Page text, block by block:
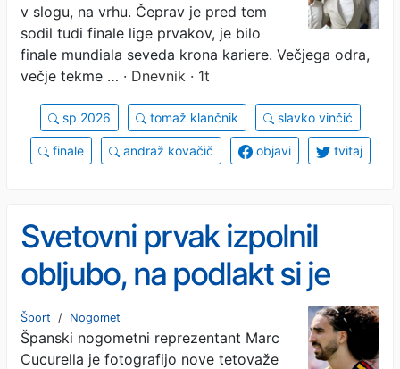
v slogu, na vrhu. Čeprav je pred tem
sodil tudi finale lige prvakov, je bilo
finale mundiala seveda krona kariere. Večjega odra,
večje tekme … · Dnevnik · 1t
sp 2026 tomaž klančnik slavko vinčić
finale andraž kovačič objavi tvitaj
Svetovni prvak izpolnil
obljubo, na podlakt si je
vtetoviral selektorjevo
podobo
Šport / Nogomet
Španski nogometni reprezentant Marc
Cucurella je fotografijo nove tetovaže